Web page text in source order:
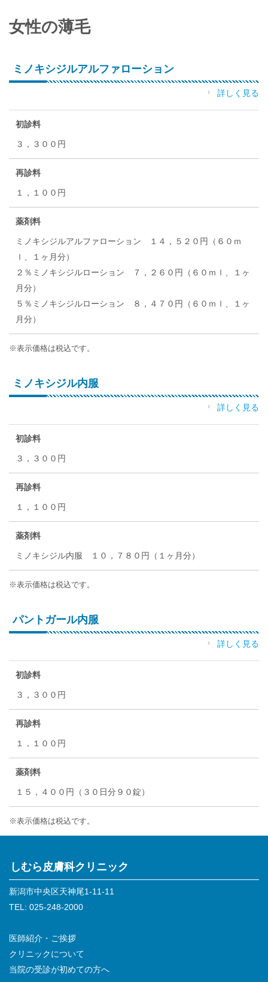
女性の薄毛
ミノキシジルアルファローション
詳しく見る
初診料
３，３００円
再診料
１，１００円
薬剤料
ミノキシジルアルファローション １４，５２０円（６０ｍ
ｌ、１ヶ月分）
２％ミノキシジルローション ７，２６０円（６０ｍｌ、１ヶ
月分）
５％ミノキシジルローション ８，４７０円（６０ｍｌ、１ヶ
月分）
※表示価格は税込です。
ミノキシジル内服
詳しく見る
初診料
３，３００円
再診料
１，１００円
薬剤料
ミノキシジル内服 １０，７８０円（１ヶ月分）
※表示価格は税込です。
パントガール内服
詳しく見る
初診料
３，３００円
再診料
１，１００円
薬剤料
１５，４００円（３０日分９０錠）
※表示価格は税込です。
しむら皮膚科クリニック
新潟市中央区天神尾1-11-11
TEL: 025-248-2000
医師紹介・ご挨拶
クリニックについて
当院の受診が初めての方へ